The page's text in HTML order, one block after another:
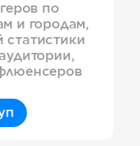
по
и городам,
статистики